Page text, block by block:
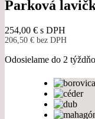
Parková
254,00 € s DPH
206,50 € bez DPH
Odosielame do 2